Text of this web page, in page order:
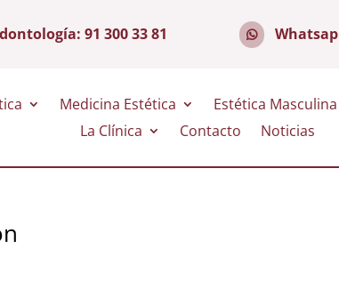
91 300 33 81
Medicina Estética Estética Masculina
La Clínica
Contacto Noticias